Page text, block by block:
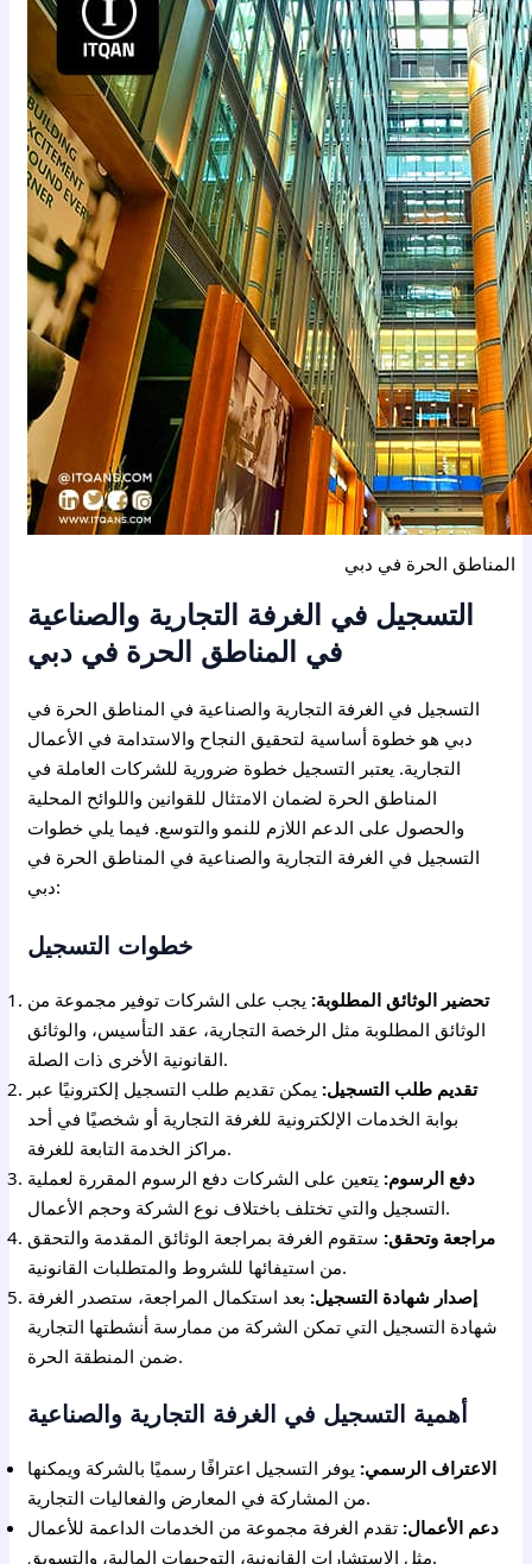
المناطق الحرة في دبي
التسجيل في الغرفة التجارية والصناعية
في المناطق الحرة في دبي
التسجيل في الغرفة التجارية والصناعية في المناطق الحرة في
دبي هو خطوة أساسية لتحقيق النجاح والاستدامة في الأعمال
التجارية. يعتبر التسجيل خطوة ضرورية للشركات العاملة في
المناطق الحرة لضمان الامتثال للقوانين واللوائح المحلية
والحصول على الدعم اللازم للنمو والتوسع. فيما يلي خطوات
التسجيل في الغرفة التجارية والصناعية في المناطق الحرة في
دبي:
خطوات التسجيل
تحضير الوثائق المطلوبة: يجب على الشركات توفير مجموعة من
الوثائق المطلوبة مثل الرخصة التجارية، عقد التأسيس، والوثائق
القانونية الأخرى ذات الصلة.
تقديم طلب التسجيل: يمكن تقديم طلب التسجيل إلكترونيًا عبر
بوابة الخدمات الإلكترونية للغرفة التجارية أو شخصيًا في أحد
مراكز الخدمة التابعة للغرفة.
دفع الرسوم: يتعين على الشركات دفع الرسوم المقررة لعملية
التسجيل والتي تختلف باختلاف نوع الشركة وحجم الأعمال.
مراجعة وتحقق: ستقوم الغرفة بمراجعة الوثائق المقدمة والتحقق
من استيفائها للشروط والمتطلبات القانونية.
إصدار شهادة التسجيل: بعد استكمال المراجعة، ستصدر الغرفة
شهادة التسجيل التي تمكن الشركة من ممارسة أنشطتها التجارية
ضمن المنطقة الحرة.
أهمية التسجيل في الغرفة التجارية والصناعية
الاعتراف الرسمي: يوفر التسجيل اعترافًا رسميًا بالشركة ويمكنها
من المشاركة في المعارض والفعاليات التجارية.
دعم الأعمال: تقدم الغرفة مجموعة من الخدمات الداعمة للأعمال
مثل الاستشارات القانونية، التوجيهات المالية، والتسويق.